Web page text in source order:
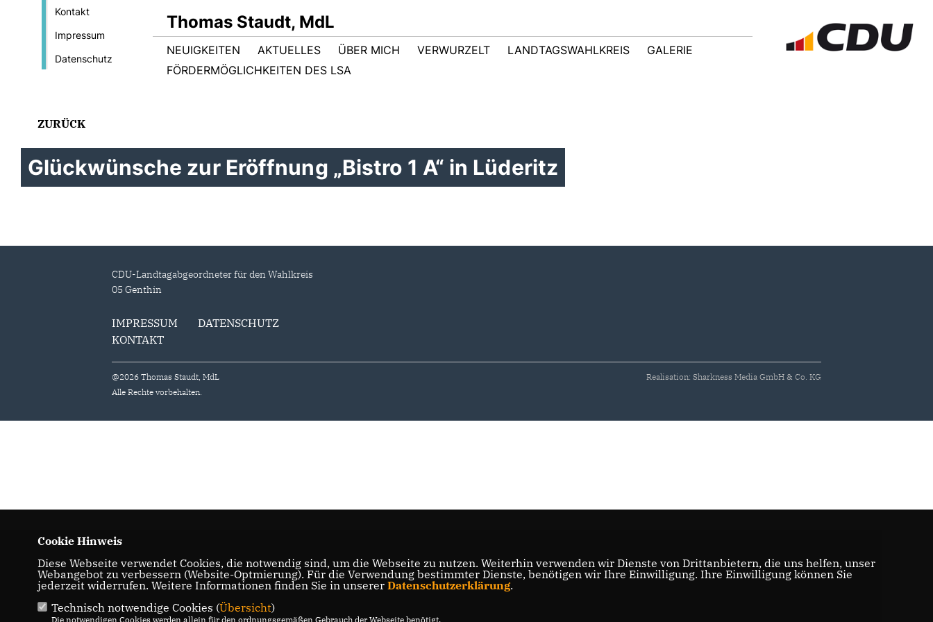
Kontakt
Impressum
Datenschutz
Thomas Staudt, MdL
NEUIGKEITEN AKTUELLES ÜBER MICH VERWURZELT LANDTAGSWAHLKREIS
GALERIE
FÖRDERMÖGLICHKEITEN DES LSA
ZURÜCK
Glückwünsche zur Eröffnung „Bistro 1 A“ in Lüderitz
CDU-Landtagabgeordneter für den Wahlkreis
05 Genthin
IMPRESSUM
DATENSCHUTZ
KONTAKT
@2026 Thomas Staudt, MdL
Alle Rechte vorbehalten.
Realisation: Sharkness Media GmbH & Co. KG
Cookie Hinweis
Diese Webseite verwendet Cookies, die notwendig sind, um die Webseite zu nutzen. Weiterhin verwenden wir Dienste von Drittanbietern, die uns helfen, unser
Webangebot zu verbessern (Website-Optmierung). Für die Verwendung bestimmter Dienste, benötigen wir Ihre Einwilligung. Ihre Einwilligung können Sie
jederzeit widerrufen. Weitere Informationen finden Sie in unserer Datenschutzerklärung.
Technisch notwendige Cookies (Übersicht)
Die notwendigen Cookies werden allein für den ordnungsgemäßen Gebrauch der Webseite benötigt.